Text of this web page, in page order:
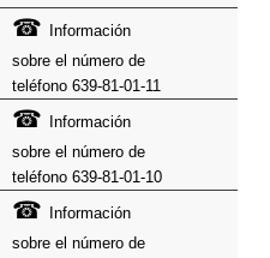
☎
Información
sobre el número de
teléfono 639-81-01-11
☎
Información
sobre el número de
teléfono 639-81-01-10
☎
Información
sobre el número de